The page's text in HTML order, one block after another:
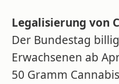
Legalisierung von
Der Bundestag
Erwachsenen ab
50 Gramm